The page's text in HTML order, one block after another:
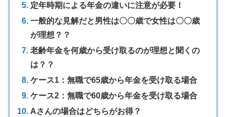
定年時期による年金の違いに注意が必要！
一般的な見解だと男性は〇〇歳で女性は〇〇歳
が理想？？
老齢年金を何歳から受け取るのが理想と聞くの
は？？
ケース1：無職で65歳から年金を受け取る場合
ケース2：無職で60歳から年金を受け取る場合
Aさんの場合はどちらがお得？